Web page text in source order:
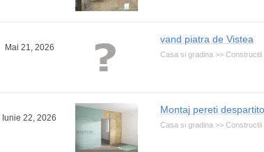
Mai 21, 2026
vand piatra de Vistea
Casa si gradina >> Constructii
Iunie 22, 2026
Montaj pereti
Casa si gradina >> Constructii